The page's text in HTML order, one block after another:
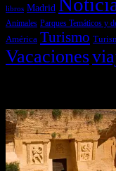
libros Madrid
Animales Parques Temáticos y
América Turismo
Vacaciones